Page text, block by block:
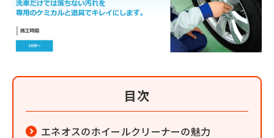
目次
エネオスのホイールクリーナーの魅力